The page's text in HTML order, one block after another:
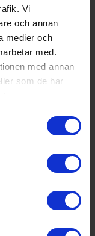
Vi
och annan
medier och
med.
med annan
som de har